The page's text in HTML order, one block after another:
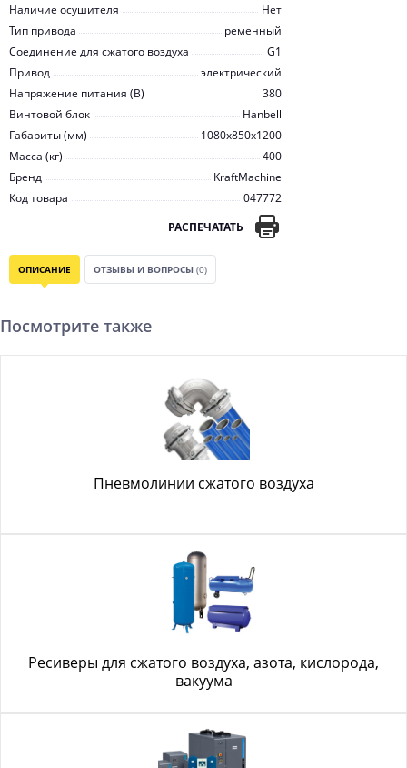
Наличие осушителя
Нет
Тип привода
ременный
Соединение для сжатого воздуха
G1
Привод
электрический
Напряжение питания (В)
380
Винтовой блок
Hanbell
Габариты (мм)
1080x850x1200
Масса (кг)
400
Бренд
KraftMachine
Код товара
047772
РАСПЕЧАТАТЬ
ОПИСАНИЕ ОТЗЫВЫ И ВОПРОСЫ (0)
Посмотрите также
Пневмолинии сжатого воздуха
Ресиверы для сжатого воздуха, азота, кислорода,
вакуума